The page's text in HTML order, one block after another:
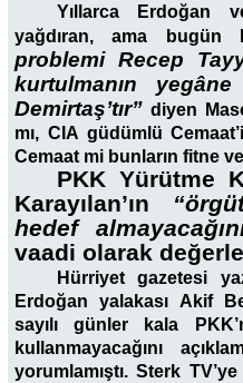
Yıllarca Erdoğan
yağdıran, ama bugün
problemi Recep
kurtulmanın
Demirtaş’tır” diyen
mı, CIA güdümlü
Cemaat mi bunların fitne ve
PKK Yürütme
Karayılan’ın
hedef
vaadi olarak
Hürriyet gazetesi
Erdoğan yalakası Akif
sayılı günler kala
kullanmayacağını
yorumlamıştı. Sterk